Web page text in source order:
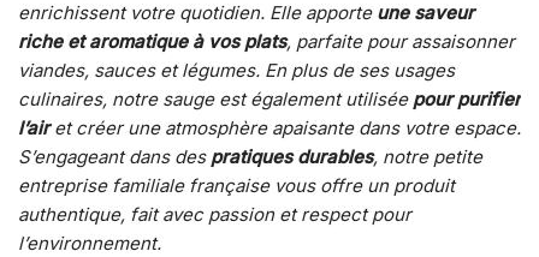
enrichissent votre quotidien. Elle apporte une saveur
riche et aromatique à vos plats, parfaite pour assaisonner
viandes, sauces et légumes. En plus de ses usages
culinaires, notre sauge est également utilisée pour purifier
l’airet créer une atmosphère apaisante dans votre espace.
S’engageant dans despratiques durables, notre petite
entreprise familiale française vous offre un produit
authentique, fait avec passion et respect pour
l’environnement.